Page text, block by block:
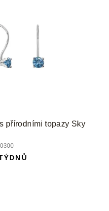
přírodními topazy Sky